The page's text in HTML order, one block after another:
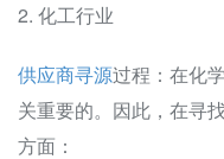
2. 化工行业
供应商寻源过程：在化
关重要的。因此，在寻
方面：